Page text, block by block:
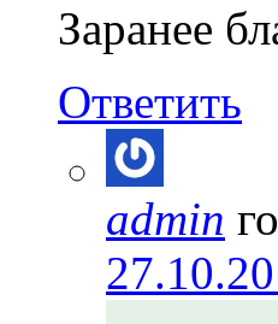
Заранее
Ответить
admin